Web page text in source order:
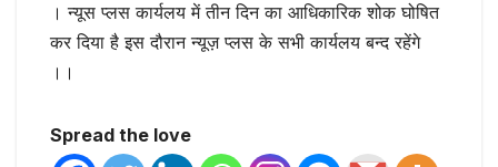
। न्यूस प्लस कार्यलय में तीन दिन का आधिकारिक शोक घोषित
कर दिया है इस दौरान न्यूज़ प्लस के सभी कार्यलय बन्द रहेंगे
।।
Spread the love